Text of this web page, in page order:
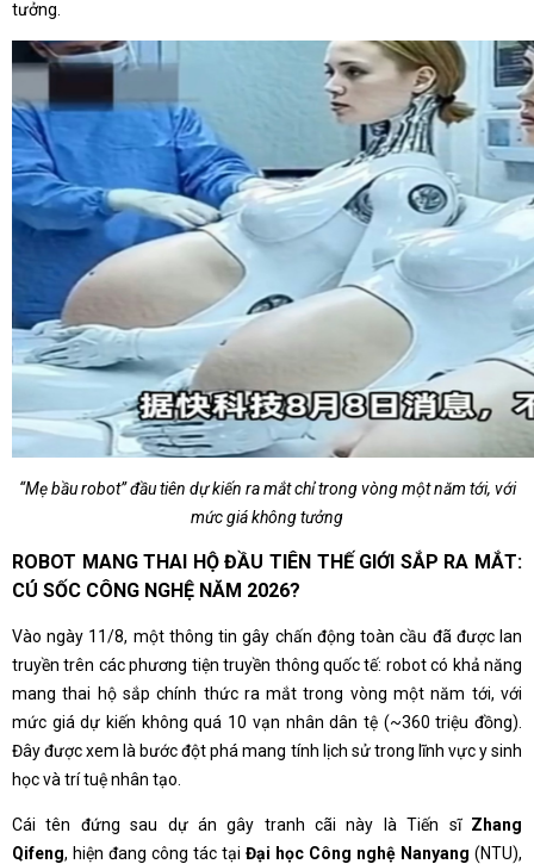
tưởng.
“Mẹ bầu robot” đầu tiên dự kiến ra mắt chỉ trong vòng một năm tới, với
mức giá không tưởng
ROBOT MANG THAI HỘ ĐẦU TIÊN THẾ GIỚI SẮP RA MẮT:
CÚ SỐC CÔNG NGHỆ NĂM 2026?
Vào ngày 11/8, một thông tin gây chấn động toàn cầu đã được lan
truyền trên các phương tiện truyền thông quốc tế: robot có khả năng
mang thai hộ sắp chính thức ra mắt trong vòng một năm tới, với
mức giá dự kiến không quá 10 vạn nhân dân tệ (~360 triệu đồng).
Đây được xem là bước đột phá mang tính lịch sử trong lĩnh vực y sinh
học và trí tuệ nhân tạo.
Cái tên đứng sau dự án gây tranh cãi này là Tiến sĩ Zhang
Qifeng, hiện đang công tác tại Đại học Công nghệ Nanyang (NTU),